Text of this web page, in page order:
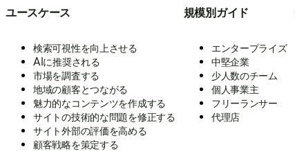
ユースケース
検索可視性を向上させる
AIに推奨される
市場を調査する
地域の顧客とつながる
魅力的なコンテンツを作成する
サイトの技術的な問題を修正する
サイト外部の評価を高める
顧客戦略を策定する
規模別ガイド
エンタープライズ
中堅企業
少人数のチーム
個人事業主
フリーランサー
代理店